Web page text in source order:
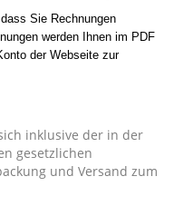
Sie Rechnungen
werden Ihnen im PDF
der Webseite zur
inklusive der in der
gesetzlichen
und Versand zum